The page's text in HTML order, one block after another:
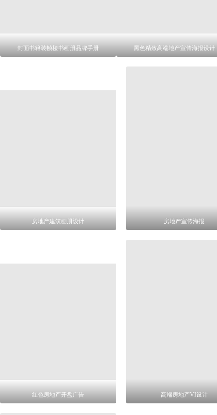
封面书籍装帧楼书画册品牌手册 黑色精致高端地产宣传海报设计
房地产建筑画册设计 房地产宣传海报
红色房地产开盘广告 高端房地产VI设计